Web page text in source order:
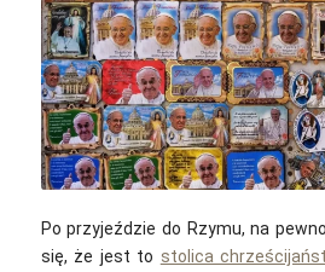
Po przyjeździe do Rzymu, na
się, że jest to stolica